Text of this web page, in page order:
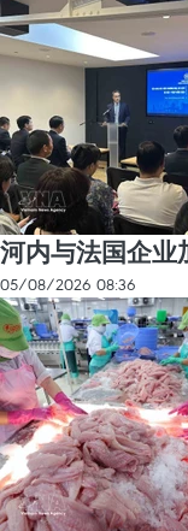
河内与法国企业
05/08/2026 08:36